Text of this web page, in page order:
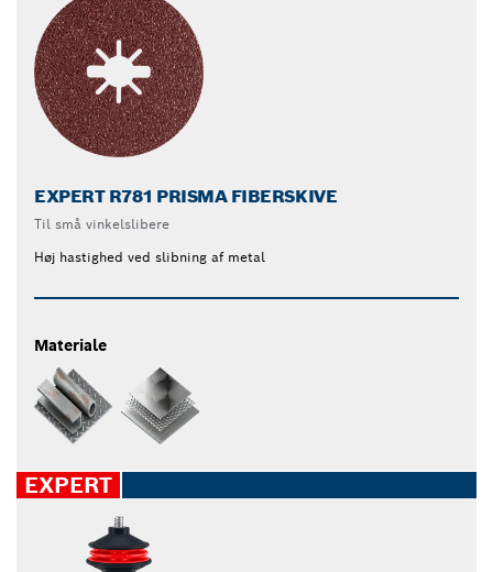
EXPERT R781 PRISMA FIBERSKIVE
Til små vinkelslibere
Høj hastighed ved slibning af metal
Materiale
EXPERT